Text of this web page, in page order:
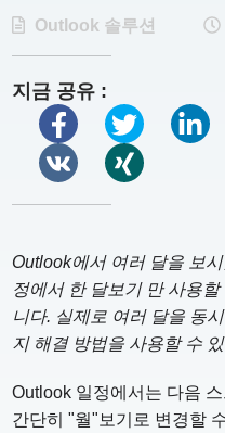
Outlook 솔루션
지금 공유 :
Outlook에서 여러 달을 보
정에서 한 달보기 만 사용
니다. 실제로 여러 달을 동
지 해결 방법을 사용할 수
Outlook 일정에서는 다음
간단히 "월"보기로 변경할